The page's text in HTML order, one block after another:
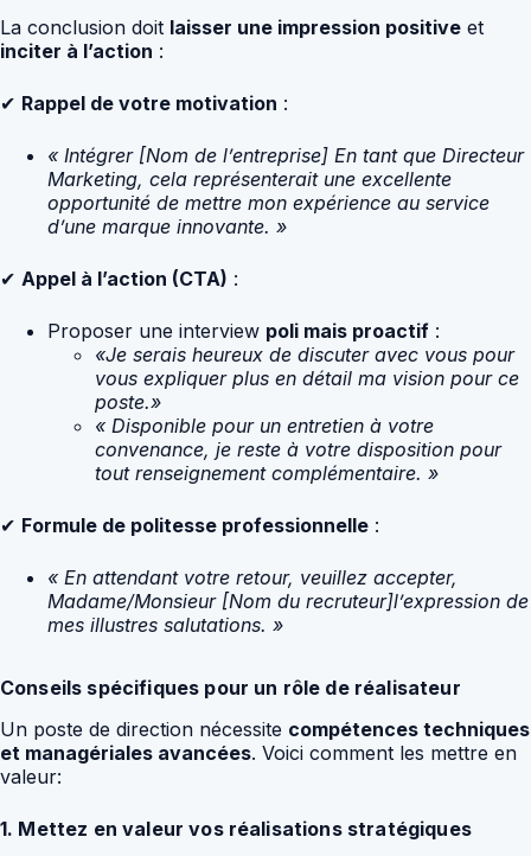
La conclusion doit laisser une impression positive et
inciter à l’action :
✔ Rappel de votre motivation :
« Intégrer [Nom de l’entreprise] En tant que Directeur
Marketing, cela représenterait une excellente
opportunité de mettre mon expérience au service
d’une marque innovante. »
✔ Appel à l’action (CTA) :
Proposer une interview poli mais proactif :
«Je serais heureux de discuter avec vous pour
vous expliquer plus en détail ma vision pour ce
poste.»
« Disponible pour un entretien à votre
convenance, je reste à votre disposition pour
tout renseignement complémentaire. »
✔ Formule de politesse professionnelle :
« En attendant votre retour, veuillez accepter,
Madame/Monsieur [Nom du recruteur]l’expression de
mes illustres salutations. »
Conseils spécifiques pour un rôle de réalisateur
Un poste de direction nécessite compétences techniques
et managériales avancées. Voici comment les mettre en
valeur:
1. Mettez en valeur vos réalisations stratégiques